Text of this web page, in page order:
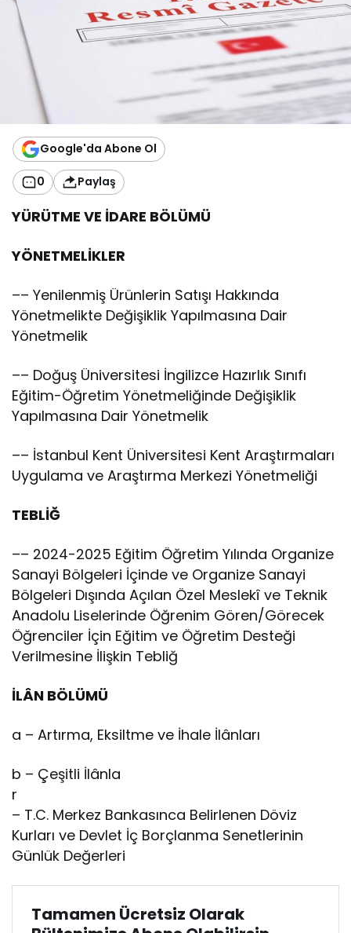
Google'da Abone Ol
0 Paylaş
YÜRÜTME VE İDARE BÖLÜMÜ
YÖNETMELİKLER
–– Yenilenmiş Ürünlerin Satışı Hakkında
Yönetmelikte Değişiklik Yapılmasına Dair
Yönetmelik
–– Doğuş Üniversitesi İngilizce Hazırlık Sınıfı
Eğitim-Öğretim Yönetmeliğinde Değişiklik
Yapılmasına Dair Yönetmelik
–– İstanbul Kent Üniversitesi Kent Araştırmaları
Uygulama ve Araştırma Merkezi Yönetmeliği
TEBLİĞ
–– 2024-2025 Eğitim Öğretim Yılında Organize
Sanayi Bölgeleri İçinde ve Organize Sanayi
Bölgeleri Dışında Açılan Özel Meslekî ve Teknik
Anadolu Liselerinde Öğrenim Gören/Görecek
Öğrenciler İçin Eğitim ve Öğretim Desteği
Verilmesine İlişkin Tebliğ
İLÂN BÖLÜMÜ
a – Artırma, Eksiltme ve İhale İlânları
b – Çeşitli İlânla
r
– T.C. Merkez Bankasınca Belirlenen Döviz
Kurları ve Devlet İç Borçlanma Senetlerinin
Günlük Değerleri
Tamamen Ücretsiz Olarak